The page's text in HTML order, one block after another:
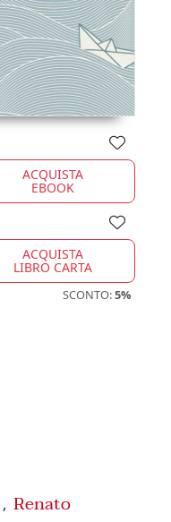
ACQUISTA
EBOOK
ACQUISTA
LIBRO CARTA
SCONTO:5%
, Renato